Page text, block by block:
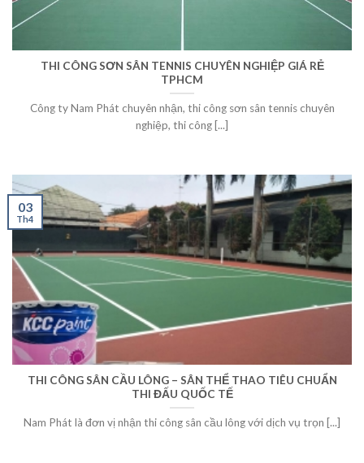
THI CÔNG SƠN SÂN TENNIS CHUYÊN NGHIỆP GIÁ RẺ
TPHCM
Công ty Nam Phát chuyên nhận, thi công sơn sân tennis chuyên
nghiệp, thi công [...]
THI CÔNG SÂN CẦU LÔNG – SÂN THỂ THAO TIÊU CHUẨN
THI ĐẤU QUỐC TẾ
Nam Phát là đơn vị nhận thi công sân cầu lông với dịch vụ trọn [...]
03
Th4